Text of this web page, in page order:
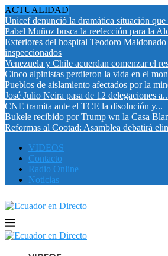
ACTUALIDAD
Unicef denunció la dramática situación que
Pabel Muñoz busca la reelección para la
Exteriores del hospital Teodoro
inspeccionados
Venezuela y Chile acuerdan comenzar el
Cinco alpinistas perdieron la vida en el
Pueblos de aislamiento afectados por la
José Julio Neira pasa de 12 delegaciones
CNE tramita ante el TCE la disolución y...
Bukele recibido por Trump wn la Casa
Reformas al Cootad: Asamblea debatirá
VIDEOS
Contacto
Radio Online
Noticias